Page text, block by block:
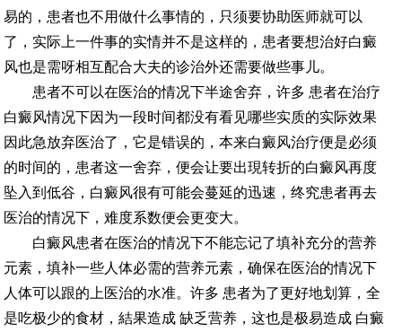
易的，患者也不用做什么事情的，只须要协助医师就可以
了，实际上一件事的实情并不是这样的，患者要想治好白癜
风也是需呀相互配合大夫的诊治外还需要做些事儿。
患者不可以在医治的情况下半途舍弃，许多 患者在治疗
白癜风情况下因为一段时间都没有看见哪些实质的实际效果
因此急放弃医治了，它是错误的，本来白癜风治疗便是必须
的时间的，患者这一舍弃，便会让要出現转折的白癜风再度
坠入到低谷，白癜风很有可能会蔓延的迅速，终究患者再去
医治的情况下，难度系数便会更变大。
白癜风患者在医治的情况下不能忘记了填补充分的营养
元素，填补一些人体必需的营养元素，确保在医治的情况下
人体可以跟的上医治的水准。许多 患者为了更好地划算，全
是吃极少的食材，結果造成 缺乏营养，这也是极易造成 白癜